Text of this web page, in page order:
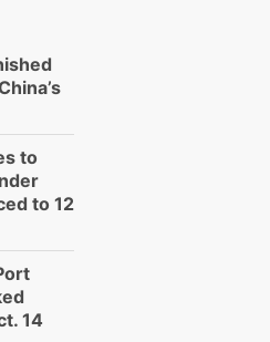
to
to 12
14